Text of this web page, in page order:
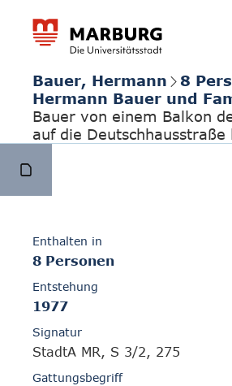
Bauer, Hermann 8
Hermann Bauer und
Bauer von einem Balkon
auf die Deutschhausstraße
Enthalten in
8 Personen
Entstehung
1977
Signatur
StadtA MR, S 3/2, 275
Gattungsbegriff